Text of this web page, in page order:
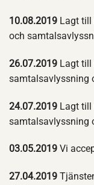
10.08.2019 Lagt till
och
26.07.2019 Lagt till
samtalsavlyssning
24.07.2019 Lagt till
samtalsavlyssning
03.05.2019 Vi
27.04.2019